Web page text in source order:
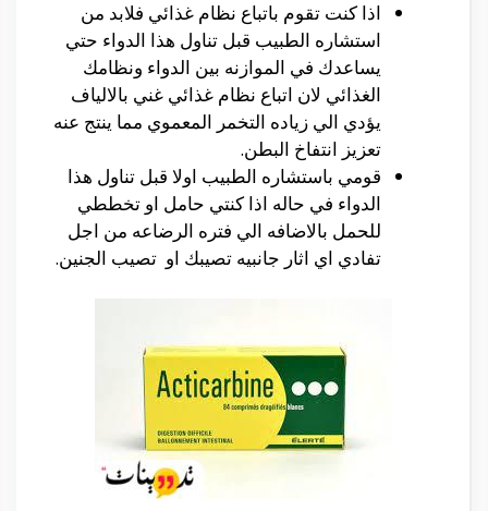
اذا كنت تقوم باتباع نظام غذائي فلابد من
استشاره الطبيب قبل تناول هذا الدواء حتي
يساعدك في الموازنه بين الدواء ونظامك
الغذائي لان اتباع نظام غذائي غني بالالياف
يؤدي الي زياده التخمر المعموي مما ينتج عنه
تعزيز انتفاخ البطن.
قومي باستشاره الطبيب اولا قبل تناول هذا
الدواء في حاله اذا كنتي حامل او تخططي
للحمل بالاضافه الي فتره الرضاعه من اجل
تفادي اي اثار جانبيه تصيبك او تصيب الجنين.